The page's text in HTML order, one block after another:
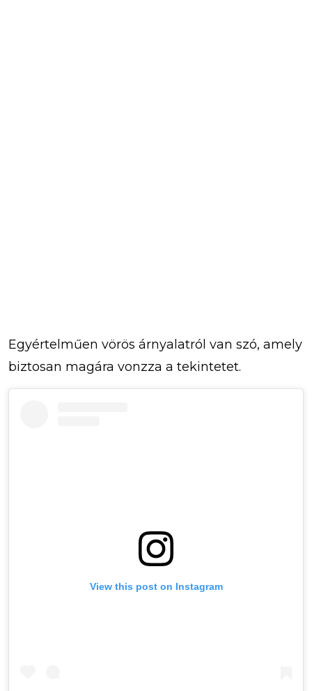
Egyértelműen vörös árnyalatról van szó, amely
biztosan magára vonzza a tekintetet.
View this post on Instagram